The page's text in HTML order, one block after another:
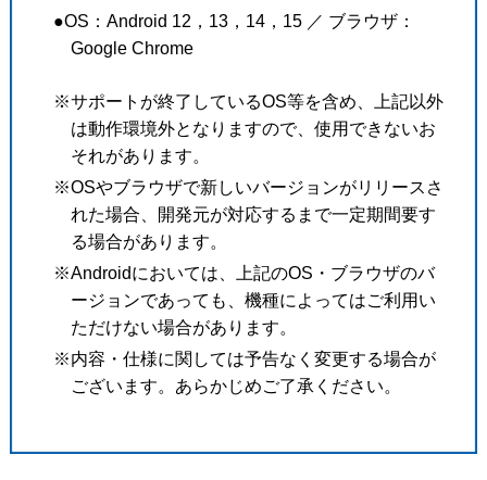
●OS：Android 12，13，14，15 ／ ブラウザ：
Google Chrome
※サポートが終了しているOS等を含め、上記以外
は動作環境外となりますので、使用できないお
それがあります。
※OSやブラウザで新しいバージョンがリリースさ
れた場合、開発元が対応するまで一定期間要す
る場合があります。
※Androidにおいては、上記のOS・ブラウザのバ
ージョンであっても、機種によってはご利用い
ただけない場合があります。
※内容・仕様に関しては予告なく変更する場合が
ございます。あらかじめご了承ください。